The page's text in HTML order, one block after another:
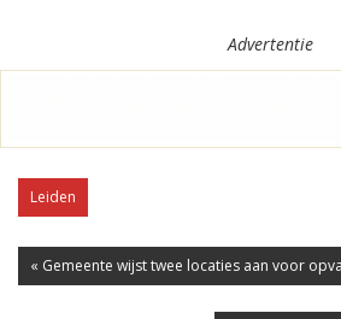
Advertentie
Leiden
« Gemeente wijst twee locaties aan voor